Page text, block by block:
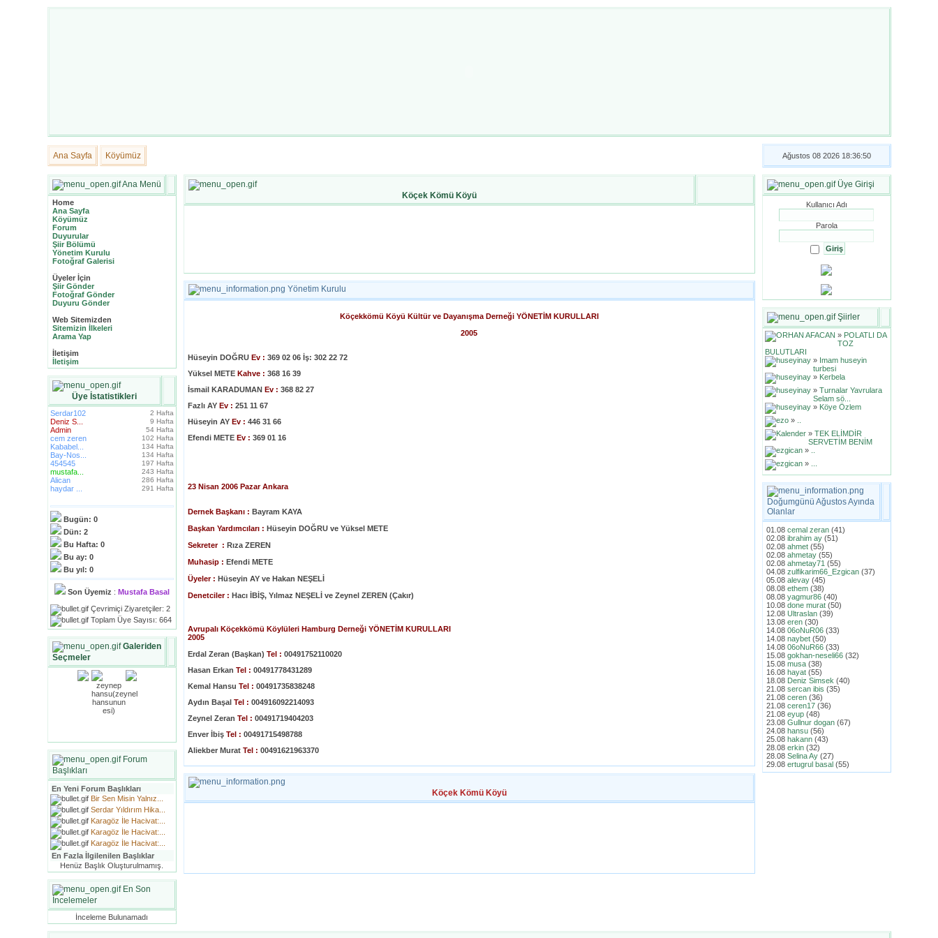
Ana Sayfa Köyümüz Ağustos 08 2026 18:36:50
Ana Menü
Home
Ana Sayfa
Köyümüz
Forum
Duyurular
Şiir Bölümü
Yönetim Kurulu
Fotoğraf Galerisi
Üyeler İçin
Şiir Gönder
Fotoğraf Gönder
Duyuru Gönder
Web Sitemizden
Sitemizin İlkeleri
Arama Yap
İletişim
İletişim
Üye İstatistikleri
Serdar102 2 Hafta
Deniz S... 9 Hafta
Admin 54 Hafta
cem zeren 102 Hafta
Kababel... 134 Hafta
Bay-Nos... 134 Hafta
454545 197 Hafta
mustafa... 243 Hafta
Alican 286 Hafta
haydar ... 291 Hafta
Bugün: 0
Dün: 2
Bu Hafta: 0
Bu ay: 0
Bu yıl: 0
Son Üyemiz : Mustafa Basal
Çevrimiçi Ziyaretçiler: 2
Toplam Üye Sayısı: 664
Galeriden
Seçmeler
Forum
Başlıkları
En Yeni Forum Başlıkları
Bir Sen Misin Yalnız...
Serdar Yıldırım Hika...
Karagöz İle Hacivat:...
Karagöz İle Hacivat:...
Karagöz İle Hacivat:...
En Fazla İlgilenilen Başlıklar
Henüz Başlık Oluşturulmamış.
En Son
İncelemeler
İnceleme Bulunamadı
Köçek Kömü Köyü
Yönetim Kurulu
Köçekkömü Köyü Kültür ve Dayanışma Derneği YÖNETİM KURULLARI
2005
Hüseyin DOĞRU Ev : 369 02 06 İş: 302 22 72
Yüksel METE Kahve : 368 16 39
İsmail KARADUMAN Ev : 368 82 27
Fazlı AY Ev : 251 11 67
Hüseyin AY Ev : 446 31 66
Efendi METE Ev : 369 01 16
23 Nisan 2006 Pazar Ankara
Dernek Başkanı : Bayram KAYA
Başkan Yardımcıları : Hüseyin DOĞRU ve Yüksel METE
Sekreter : Rıza ZEREN
Muhasip : Efendi METE
Üyeler : Hüseyin AY ve Hakan NEŞELİ
Denetciler : Hacı İBİŞ, Yılmaz NEŞELİ ve Zeynel ZEREN (Çakır)
Avrupalı Köçekkömü Köylüleri Hamburg Derneği YÖNETİM KURULLARI
2005
Erdal Zeran (Başkan) Tel : 00491752110020
Hasan Erkan Tel : 00491778431289
Kemal Hansu Tel : 00491735838248
Aydın Başal Tel : 004916092214093
Zeynel Zeran Tel : 00491719404203
Enver İbiş Tel : 00491715498788
Aliekber MuratTel : 00491621963370
Köçek Kömü Köyü
Üye Girişi
Kullanıcı Adı
Parola
Şiirler
» POLATLI DA
TOZ
BULUTLARI
» Imam huseyin
turbesi
» Kerbela
» Turnalar Yavrulara
Selam sö...
» Köye Özlem
»
» TEK ELİMDİR
SERVETİM BENİM
»
»
Doğumgünü Ağustos Ayında
Olanlar
01.08 cemal zeran(41)
02.08 ibrahim ay(51)
02.08 ahmet(55)
02.08 ahmetay(55)
02.08 ahmetay71 (55)
04.08 zulfikarim66_Ezgican(37)
05.08 alevay(45)
08.08 ethem(38)
08.08 yagmur86(40)
10.08 done murat(50)
12.08 Ultraslan(39)
13.08 eren(30)
14.08 06oNuR06(33)
14.08 naybet(50)
14.08 06oNuR66(33)
15.08 gokhan-neseli66(32)
15.08 musa(38)
16.08 hayat(55)
18.08 Deniz Simsek (40)
21.08 sercan ibis (35)
21.08 ceren(36)
21.08 ceren17(36)
21.08 eyup(48)
23.08 Gullnur dogan(67)
24.08 hansu(56)
25.08 hakann(43)
28.08 erkin(32)
28.08 Selina Ay(27)
29.08 ertugrul basal(55)